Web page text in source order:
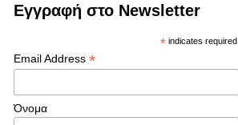
Εγγραφή στο Newsletter
* indicates required
Email Address *
Όνομα